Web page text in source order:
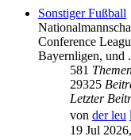
Sonstiger Fußball
Conference
Bayernligen, und
581
29325
Letzter
von der leu
19 Jul